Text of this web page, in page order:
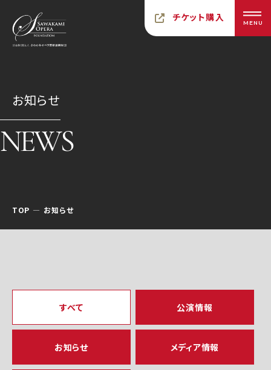
チケット購入 MENU
お知らせ
NEWS
TOP お知らせ
すべて 公演情報
お知らせ メディア情報